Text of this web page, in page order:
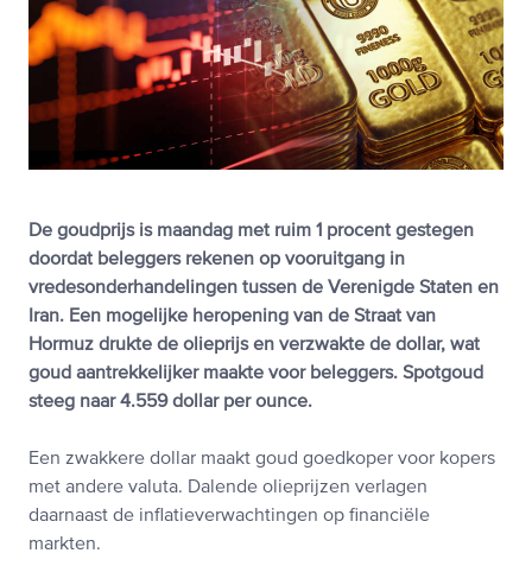
De goudprijs is maandag met ruim 1 procent gestegen
doordat beleggers rekenen op vooruitgang in
vredesonderhandelingen tussen de Verenigde Staten en
Iran. Een mogelijke heropening van de Straat van
Hormuz drukte de olieprijs en verzwakte de dollar, wat
goud aantrekkelijker maakte voor beleggers. Spotgoud
steeg naar 4.559 dollar per ounce.
Een zwakkere dollar maakt goud goedkoper voor kopers
met andere valuta. Dalende olieprijzen verlagen
daarnaast de inflatieverwachtingen op financiële
markten.